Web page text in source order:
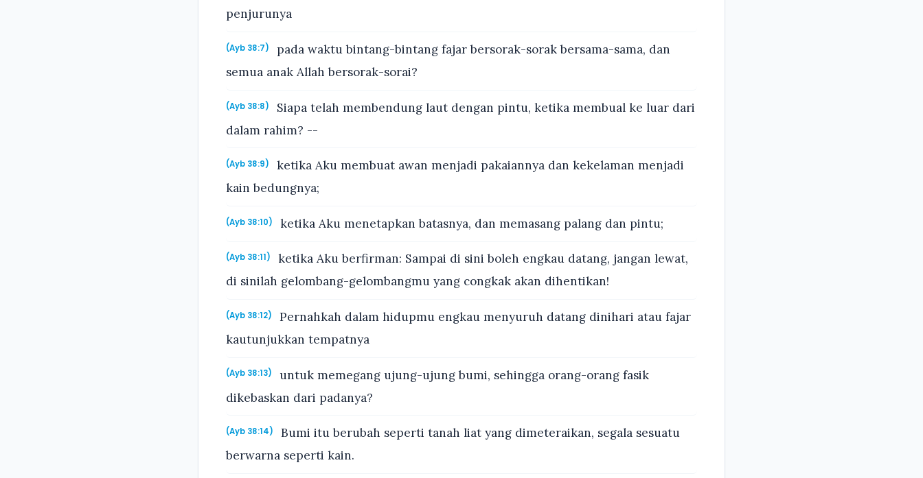
penjurunya
(Ayb 38:7)
pada waktu bintang-bintang fajar bersorak-sorak bersama-sama, dan
semua anak Allah bersorak-sorai?
(Ayb 38:8)
Siapa telah membendung laut dengan pintu, ketika membual ke luar dari
dalam rahim? --
(Ayb 38:9)
ketika Aku membuat awan menjadi pakaiannya dan kekelaman menjadi
kain bedungnya;
(Ayb 38:10) ketika Aku menetapkan batasnya, dan memasang palang dan pintu;
(Ayb 38:11)
ketika Aku berfirman: Sampai di sini boleh engkau datang, jangan lewat,
di sinilah gelombang-gelombangmu yang congkak akan dihentikan!
(Ayb 38:12)
Pernahkah dalam hidupmu engkau menyuruh datang dinihari atau fajar
kautunjukkan tempatnya
(Ayb 38:13)
untuk memegang ujung-ujung bumi, sehingga orang-orang fasik
dikebaskan dari padanya?
(Ayb 38:14)
Bumi itu berubah seperti tanah liat yang dimeteraikan, segala sesuatu
berwarna seperti kain.